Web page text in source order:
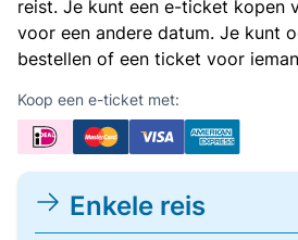
reist. Je kunt een e-ticket kopen
voor een andere datum. Je kunt
bestellen of een ticket voor
Koop een e-ticket met:
Enkele reis